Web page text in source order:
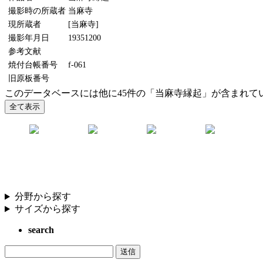
撮影時の所蔵者 当麻寺
現所蔵者
[当麻寺]
撮影年月日
19351200
参考文献
焼付台帳番号
f-061
旧原板番号
このデータベースには他に45件の「当麻寺縁起」が含まれて
分野から探す
サイズから探す
search